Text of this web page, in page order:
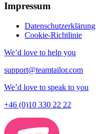
Impressum
Datenschutzerklärung
Cookie-Richtlinie
We’d love to help you
support@teamtailor.com
We’d love to speak to you
+46 (0)10 330 22 22